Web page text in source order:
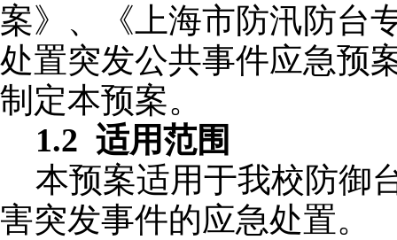
案》、《上海市防汛防台
处置突发公共事件应急预
制定本预案。
1.2 适用范围
本预案适用于我校防御
害突发事件的应急处置。